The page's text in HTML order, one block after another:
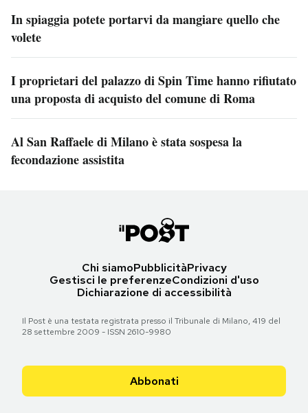
In spiaggia potete portarvi da mangiare quello che
volete
I proprietari del palazzo di Spin Time hanno rifiutato
una proposta di acquisto del comune di Roma
Al San Raffaele di Milano è stata sospesa la
fecondazione assistita
Chi siamoPubblicitàPrivacy
Gestisci le preferenzeCondizioni d'uso
Dichiarazione di accessibilità
Il Post è una testata registrata presso il Tribunale di Milano, 419 del
28 settembre 2009 - ISSN 2610-9980
Abbonati